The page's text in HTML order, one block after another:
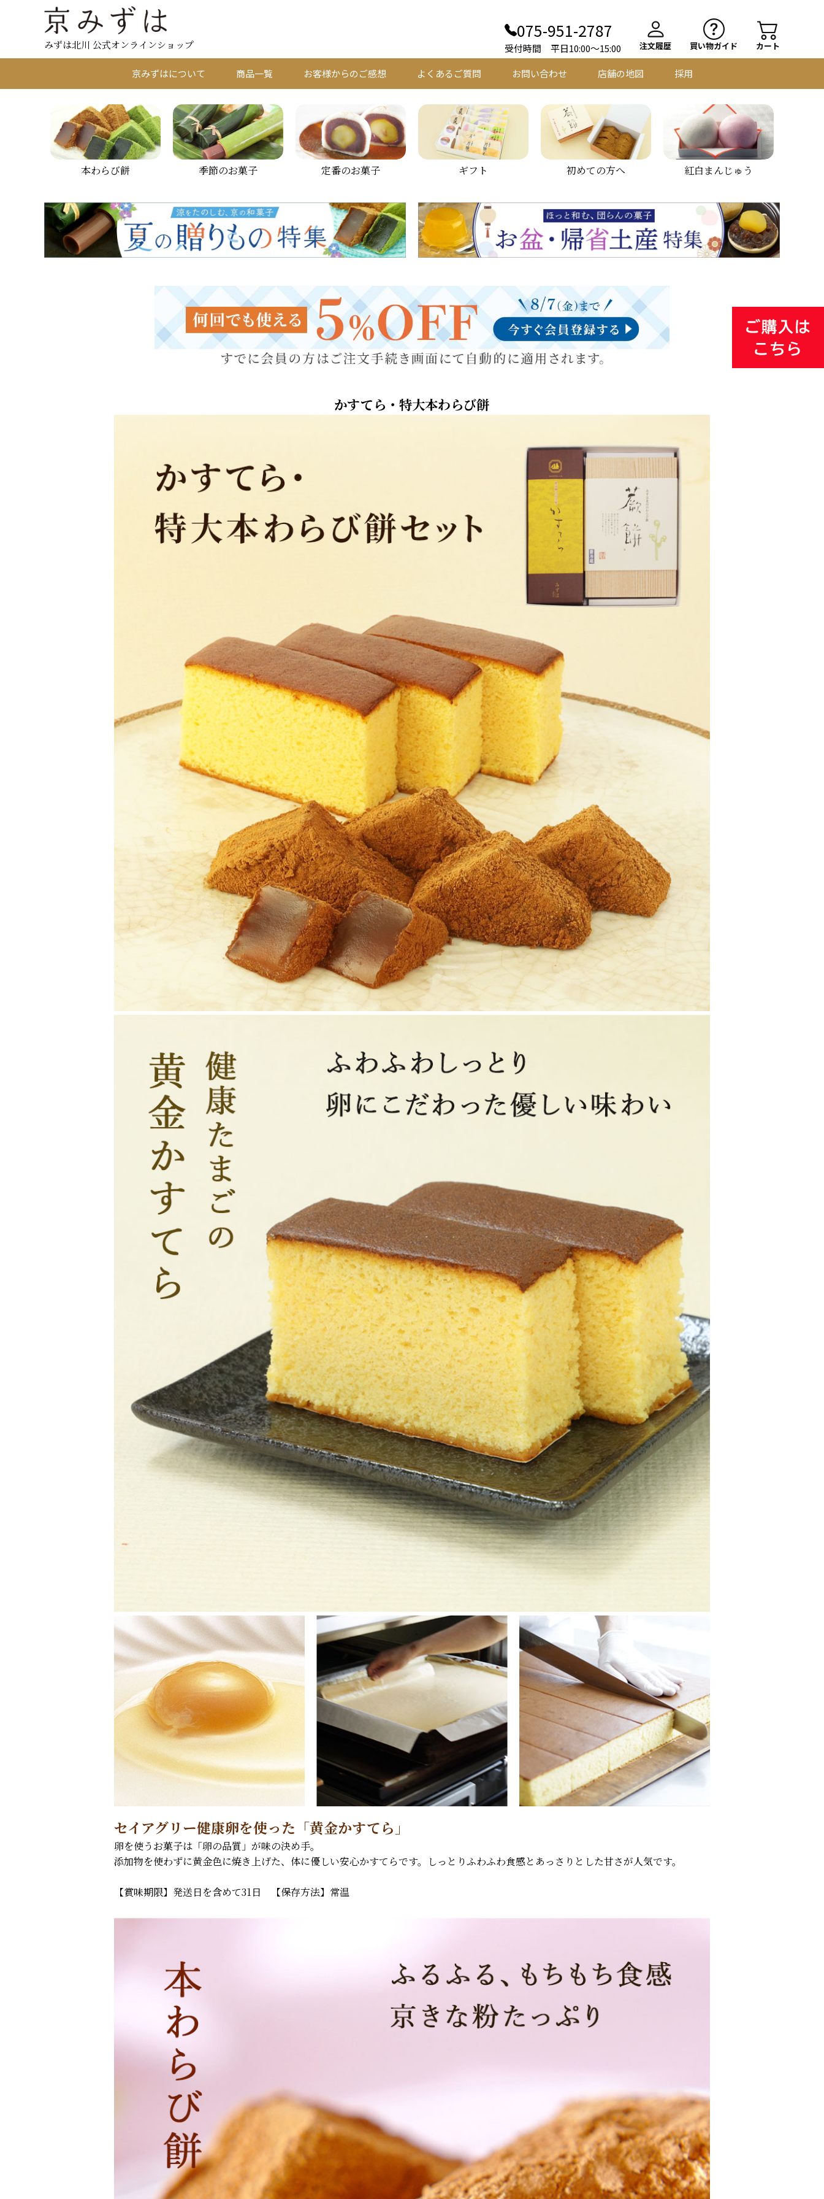
みずは北川 公式オンラインショップ
075-951-2787
受付時間 平日10:00～15:00 注文履歴 買い物ガイド カート
京みずはについて 商品一覧 お客様からのご感想 よくあるご質問 お問い合わせ 店舗の地図 採用
本わらび餅 季節のお菓子 定番のお菓子 ギフト 初めての方へ 紅白まんじゅう
かすてら・特大本わらび餅
セイアグリー健康卵を使った「黄金かすてら」
卵を使うお菓子は「卵の品質」が味の決め手。
添加物を使わずに黄金色に焼き上げた、体に優しい安心かすてらです。しっとりふわふわ食感とあっさりとした甘さが人気です。
【賞味期限】発送日を含めて31日 【保存方法】常温